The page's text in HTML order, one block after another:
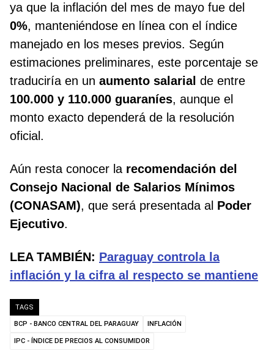
ya que la inflación del mes de mayo fue del
0%, manteniéndose en línea con el índice
manejado en los meses previos. Según
estimaciones preliminares, este porcentaje se
traduciría en un aumento salarial de entre
100.000 y 110.000 guaraníes, aunque el
monto exacto dependerá de la resolución
oficial.
Aún resta conocer la recomendación del
Consejo Nacional de Salarios Mínimos
(CONASAM), que será presentada al Poder
Ejecutivo.
LEA TAMBIÉN: Paraguay controla la
inflación y la cifra al respecto se mantiene
TAGS
BCP - BANCO CENTRAL DEL PARAGUAY INFLACIÓN
IPC - ÍNDICE DE PRECIOS AL CONSUMIDOR